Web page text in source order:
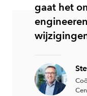
gaat het